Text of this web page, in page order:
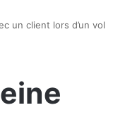
un client lors d’un vol